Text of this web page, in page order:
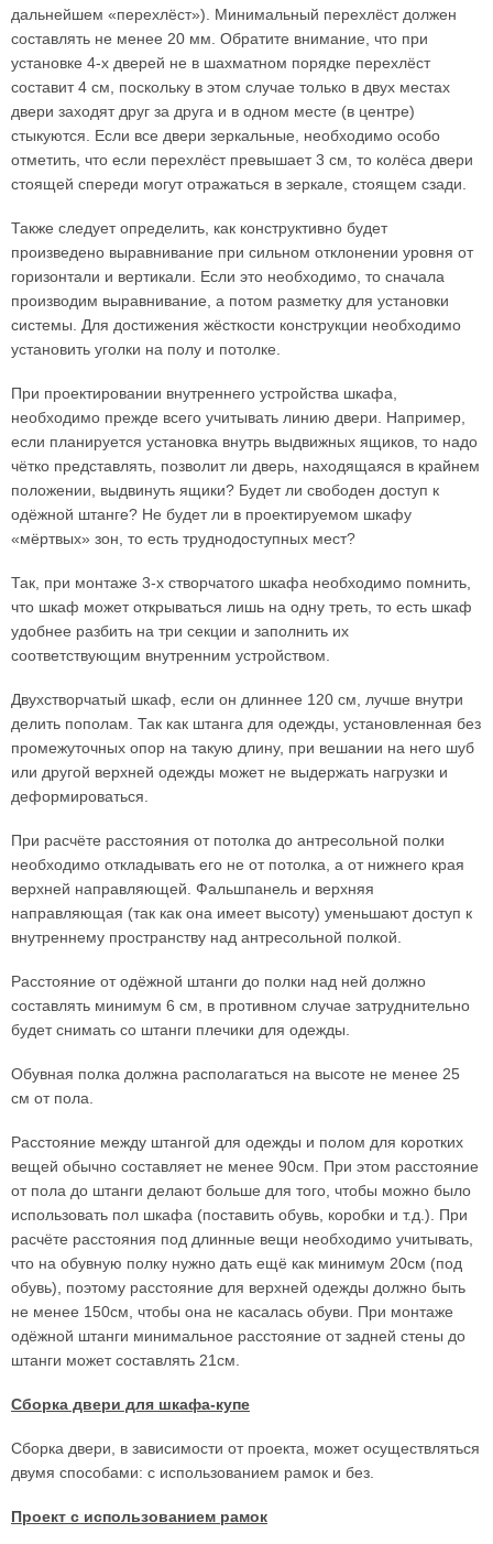
дальнейшем «перехлёст»). Минимальный перехлёст должен
составлять не менее 20 мм. Обратите внимание, что при
установке 4-х дверей не в шахматном порядке перехлёст
составит 4 см, поскольку в этом случае только в двух местах
двери заходят друг за друга и в одном месте (в центре)
стыкуются. Если все двери зеркальные, необходимо особо
отметить, что если перехлёст превышает 3 см, то колёса двери
стоящей спереди могут отражаться в зеркале, стоящем сзади.
Также следует определить, как конструктивно будет
произведено выравнивание при сильном отклонении уровня от
горизонтали и вертикали. Если это необходимо, то сначала
производим выравнивание, а потом разметку для установки
системы. Для достижения жёсткости конструкции необходимо
установить уголки на полу и потолке.
При проектировании внутреннего устройства шкафа,
необходимо прежде всего учитывать линию двери. Например,
если планируется установка внутрь выдвижных ящиков, то надо
чётко представлять, позволит ли дверь, находящаяся в крайнем
положении, выдвинуть ящики? Будет ли свободен доступ к
одёжной штанге? Не будет ли в проектируемом шкафу
«мёртвых» зон, то есть труднодоступных мест?
Так, при монтаже 3-х створчатого шкафа необходимо помнить,
что шкаф может открываться лишь на одну треть, то есть шкаф
удобнее разбить на три секции и заполнить их
соответствующим внутренним устройством.
Двухстворчатый шкаф, если он длиннее 120 см, лучше внутри
делить пополам. Так как штанга для одежды, установленная без
промежуточных опор на такую длину, при вешании на него шуб
или другой верхней одежды может не выдержать нагрузки и
деформироваться.
При расчёте расстояния от потолка до антресольной полки
необходимо откладывать его не от потолка, а от нижнего края
верхней направляющей. Фальшпанель и верхняя
направляющая (так как она имеет высоту) уменьшают доступ к
внутреннему пространству над антресольной полкой.
Расстояние от одёжной штанги до полки над ней должно
составлять минимум 6 см, в противном случае затруднительно
будет снимать со штанги плечики для одежды.
Обувная полка должна располагаться на высоте не менее 25
см от пола.
Расстояние между штангой для одежды и полом для коротких
вещей обычно составляет не менее 90см. При этом расстояние
от пола до штанги делают больше для того, чтобы можно было
использовать пол шкафа (поставить обувь, коробки и т.д.). При
расчёте расстояния под длинные вещи необходимо учитывать,
что на обувную полку нужно дать ещё как минимум 20см (под
обувь), поэтому расстояние для верхней одежды должно быть
не менее 150см, чтобы она не касалась обуви. При монтаже
одёжной штанги минимальное расстояние от задней стены до
штанги может составлять 21см.
Сборка двери для шкафа-купе
Сборка двери, в зависимости от проекта, может осуществляться
двумя способами: с использованием рамок и без.
Проект с использованием рамок